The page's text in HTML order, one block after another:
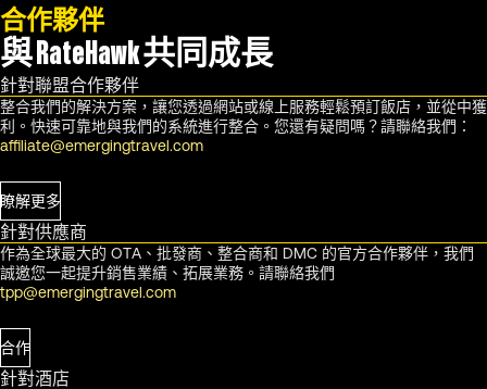
合作夥伴
與 RateHawk 共同成長
針對聯盟合作夥伴
整合我們的解決方案，讓您透過網站或線上服務輕鬆預訂飯店，並從中獲
利。快速可靠地與我們的系統進行整合。您還有疑問嗎？請聯絡我們：
affiliate@emergingtravel.com
瞭解更多
針對供應商
作為全球最大的 OTA、批發商、整合商和 DMC 的官方合作夥伴，我們
誠邀您一起提升銷售業績、拓展業務。請聯絡我們
tpp@emergingtravel.com
合作
針對酒店